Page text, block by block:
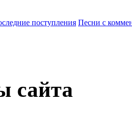
поступления Песни с
сайта